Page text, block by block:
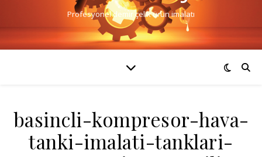
Profesyonel demir çelik ürün imalatı
basincli-kompresor-hava-
tanki-imalati-tanklari-